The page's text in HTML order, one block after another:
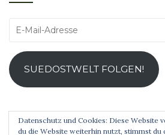
E-
Adresse
SUEDOSTWELT FOLGEN!
Datenschutz und Cookies: Diese Website
du die Website weiterhin nutzt, stimmst du